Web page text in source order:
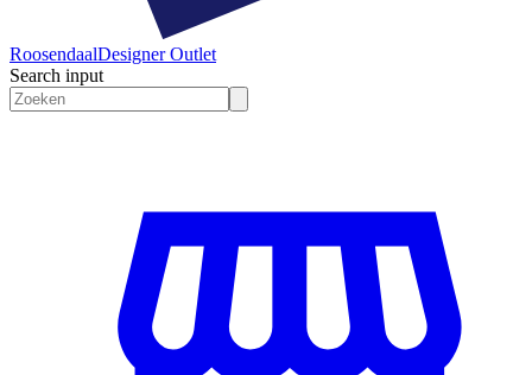
RoosendaalDesigner Outlet
Search input